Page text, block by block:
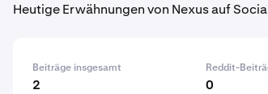
Heutige Erwähnungen von Nexus auf
Beiträge insgesamt
2
Reddit-
0